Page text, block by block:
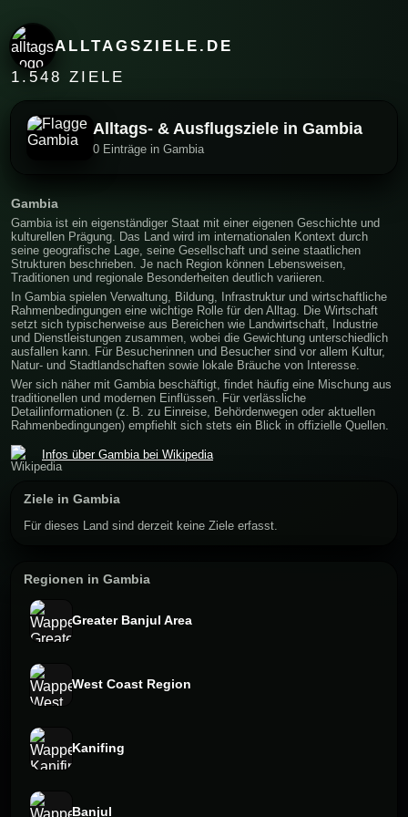
ALLTAGSZIELE.DE
1.548 ZIELE
Alltags- & Ausflugsziele in Gambia
0 Einträge in Gambia
Gambia
Gambia ist ein eigenständiger Staat mit einer eigenen Geschichte und
kulturellen Prägung. Das Land wird im internationalen Kontext durch
seine geografische Lage, seine Gesellschaft und seine staatlichen
Strukturen beschrieben. Je nach Region können Lebensweisen,
Traditionen und regionale Besonderheiten deutlich variieren.
In Gambia spielen Verwaltung, Bildung, Infrastruktur und wirtschaftliche
Rahmenbedingungen eine wichtige Rolle für den Alltag. Die Wirtschaft
setzt sich typischerweise aus Bereichen wie Landwirtschaft, Industrie
und Dienstleistungen zusammen, wobei die Gewichtung unterschiedlich
ausfallen kann. Für Besucherinnen und Besucher sind vor allem Kultur,
Natur- und Stadtlandschaften sowie lokale Bräuche von Interesse.
Wer sich näher mit Gambia beschäftigt, findet häufig eine Mischung aus
traditionellen und modernen Einflüssen. Für verlässliche
Detailinformationen (z. B. zu Einreise, Behördenwegen oder aktuellen
Rahmenbedingungen) empfiehlt sich stets ein Blick in offizielle Quellen.
Infos über Gambia bei Wikipedia
Ziele in Gambia
Für dieses Land sind derzeit keine Ziele erfasst.
Regionen in Gambia
Greater Banjul Area
West Coast Region
Kanifing
Banjul